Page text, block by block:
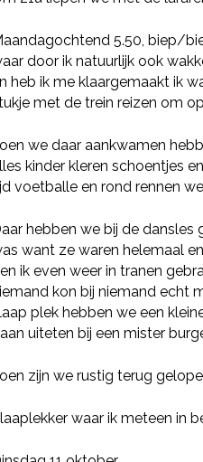
5.50, biep/
door ik natuurlijk ook
heb ik me klaargemaakt ik
met de trein reizen om
we daar aankwamen
kinder kleren schoentjes
voetballe en rond rennen
hebben we bij de
want ze waren helemaal
ik even weer in tranen
kon bij niemand echt
plek hebben we een
uiteten bij een mister
zijn we rustig terug
waar ik meteen in